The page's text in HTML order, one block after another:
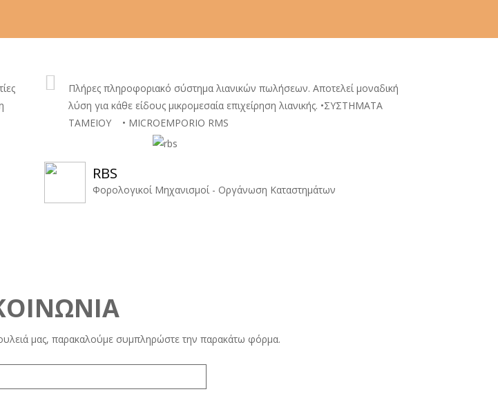
Πλήρες πληροφοριακό σύστημα λιανικών πωλήσεων. Αποτελεί μοναδική
λύση για κάθε είδους μικρομεσαία επιχείρηση λιανικής. •ΣΥΣΤΗΜΑΤΑ
ΤΑΜΕΙΟΥ • MICROEMPORIO RMS
RBS
Φορολογικοί Μηχανισμοί - Οργάνωση Καταστημάτων
μας, παρακαλούμε συμπληρώστε την παρακάτω φόρμα.